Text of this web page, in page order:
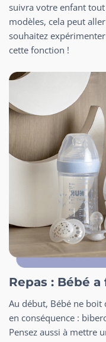
suivra votre enfant tout
modèles, cela peut
souhaitez
cette fonction !
Repas : Bébé a
Au début, Bébé ne
en conséquence :
Pensez aussi à mettre